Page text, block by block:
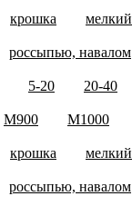
крошка мелкий
россыпью, навалом
5-20 20-40
М900 М1000
крошка мелкий
россыпью, навалом